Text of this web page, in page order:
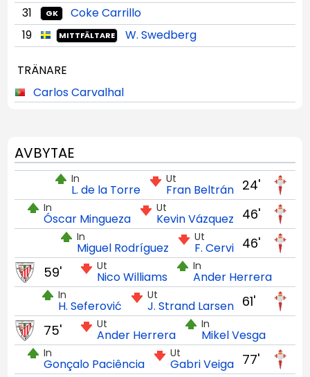
31
GK
Coke Carrillo
19
MITTFÄLTARE W. Swedberg
TRÄNARE
Carlos Carvalhal
AVBYTAE
24'
Ut
Fran Beltrán
In
L. de la Torre
46'
Ut
Kevin Vázquez
In
Óscar Mingueza
46'
Ut
F. Cervi
In
Miguel Rodríguez
Ut
Nico Williams
In
Ander Herrera
59'
61'
Ut
J. Strand Larsen
In
H. Seferović
Ut
Ander Herrera
In
Mikel Vesga
75'
77'
Ut
Gabri Veiga
In
Gonçalo Paciência